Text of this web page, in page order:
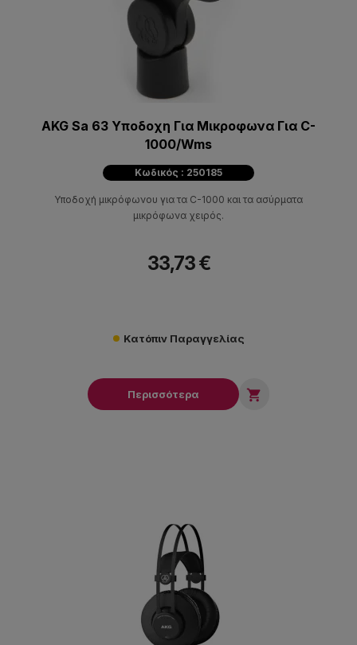
AKG Sa 63 Υποδοχη Για Μικροφωνα Για C-
1000/Wms
Κωδικός : 250185
Υποδοχή μικρόφωνου για τα C-1000 και τα ασύρματα
μικρόφωνα χειρός.
33,73 €
Κατόπιν Παραγγελίας
Περισσότερα 